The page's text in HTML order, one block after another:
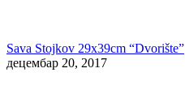
Sava Stojkov 29x39cm “Dvorište”
децембар 20, 2017